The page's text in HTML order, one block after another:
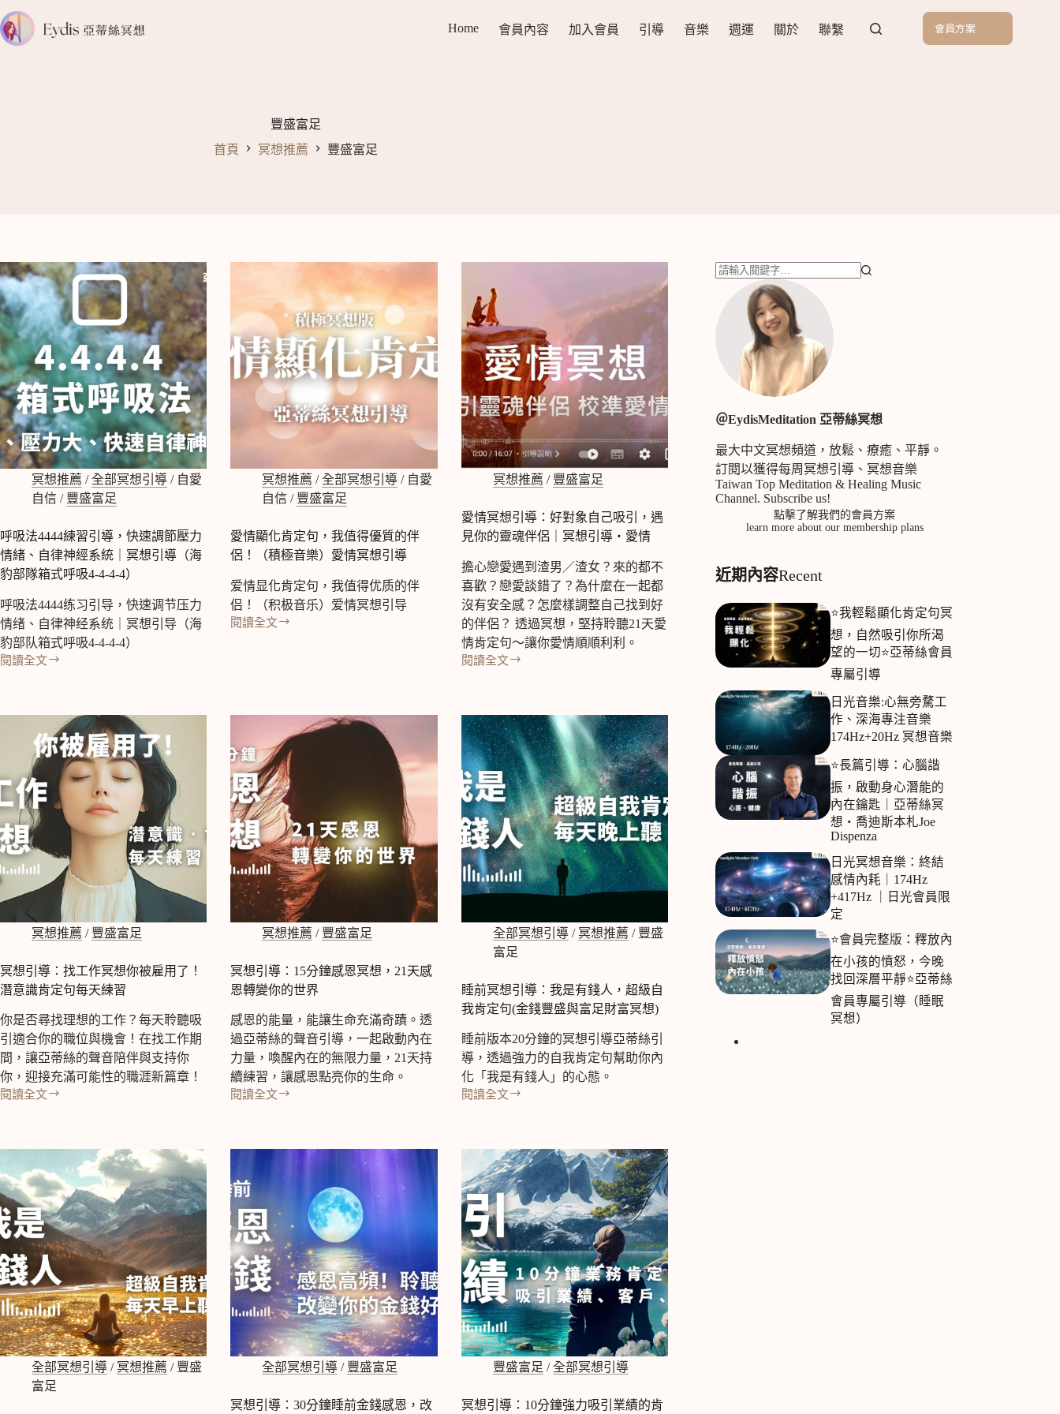
跳
至
主
Home 會員內容 加入會員 引導 音樂 週運 關於 聯繫 會員方案
豐盛富足
首頁
冥想推薦 豐盛富足
冥想推薦 /全部冥想引導 / 自愛
自信 / 豐盛富足
呼吸法4444練習引導，快速調節壓力
情緒、自律神經系統｜冥想引導（海
豹部隊箱式呼吸4-4-4-4）
呼吸法4444练习引导，快速调节压力
情绪、自律神经系统｜冥想引导（海
豹部队箱式呼吸4-4-4-4）
閱讀全文
呼
4444
導，
速
調
節
壓
力
情
神
經
系
統
｜
冥
想
引
導
箱
式
呼
吸
4-
4-
4-
4）
冥想推薦 /全部冥想引導 / 自愛
自信 / 豐盛富足
愛情顯化肯定句，我值得優質的伴
侶！（積極音樂）愛情冥想引導
爱情显化肯定句，我值得优质的伴
侣！（积极音乐）爱情冥想引导
閱讀全文
愛
定
我
值
得
優
質
的
伴
侶！
（積
音
冥
想
引
導
冥想推薦 / 豐盛富足
愛情冥想引導：好對象自己吸引，遇
見你的靈魂伴侶｜冥想引導‧愛情
擔心戀愛遇到渣男／渣女？來的都不
喜歡？戀愛談錯了？為什麼在一起都
沒有安全感？怎麼樣調整自己找到好
的伴侶？ 透過冥想，堅持聆聽21天愛
情肯定句～讓你愛情順順利利。
閱讀全文
愛
想
引
導：
好
對
象
自
己
吸
引，
遇
見
伴
侶
｜
冥
想
引
導‧
愛
冥想推薦 / 豐盛富足
冥想引導：找工作冥想你被雇用了！
潛意識肯定句每天練習
你是否尋找理想的工作？每天聆聽吸
引適合你的職位與機會！在找工作期
間，讓亞蒂絲的聲音陪伴與支持你
你，迎接充滿可能性的職涯新篇章！
閱讀全文
冥
導：
工
作
冥
想
你
被
雇
用
了！
潛
意
冥想推薦 / 豐盛富足
冥想引導：15分鐘感恩冥想，21天感
恩轉變你的世界
感恩的能量，能讓生命充滿奇蹟。透
過亞蒂絲的聲音引導，一起啟動內在
力量，喚醒內在的無限力量，21天持
續練習，讓感恩點亮你的生命。
閱讀全文
冥
導：
分
鐘
感
恩
冥
想，
21
天
感
轉
變
世
全部冥想引導/ 冥想推薦 / 豐盛
富足
睡前冥想引導：我是有錢人，超級自
我肯定句(金錢豐盛與富足財富冥想)
睡前版本20分鐘的冥想引導亞蒂絲引
導，透過強力的自我肯定句幫助你內
化「我是有錢人」的心態。
閱讀全文
睡
想
導：
我
是
有
錢
人，
超
級
自
我
肯
(金
全部冥想引導 / 冥想推薦 / 豐盛
富足
全部冥想引導 / 豐盛富足
冥想引導：30分鐘睡前金錢感恩，改
豐盛富足 /全部冥想引導
冥想引導：10分鐘強力吸引業績的肯
的
果
＠EydisMeditation 亞蒂絲冥想
最大中文冥想頻道，放鬆、療癒、平靜。
訂閱以獲得每周冥想引導、冥想音樂
Taiwan Top Meditation & Healing Music
Channel. Subscribe us!
點擊了解我們的會員方案
learn more about our membership plans
近期內容Recent
⭐我輕鬆顯化肯定句冥
想，自然吸引你所渴
望的一切⭐亞蒂絲會員
專屬引導
日光音樂:心無旁騖工
作、深海專注音樂
174Hz+20Hz 冥想音樂
⭐長篇引導：心腦諧
振，啟動身心潛能的
內在鑰匙｜亞蒂絲冥
想‧喬迪斯本札Joe
Dispenza
日光冥想音樂：終結
感情內耗｜174Hz
+417Hz ｜日光會員限
定
⭐會員完整版：釋放內
在小孩的憤怒，今晚
找回深層平靜⭐亞蒂絲
會員專屬引導（睡眠
冥想）